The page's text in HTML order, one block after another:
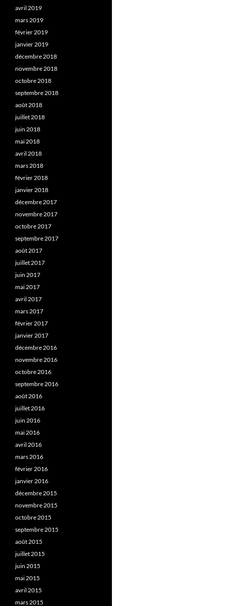
avril 2019
mars 2019
février 2019
janvier 2019
décembre 2018
novembre 2018
octobre 2018
septembre 2018
août 2018
juillet 2018
juin 2018
mai 2018
avril 2018
mars 2018
février 2018
janvier 2018
décembre 2017
novembre 2017
octobre 2017
septembre 2017
août 2017
juillet 2017
juin 2017
mai 2017
avril 2017
mars 2017
février 2017
janvier 2017
décembre 2016
novembre 2016
octobre 2016
septembre 2016
août 2016
juillet 2016
juin 2016
mai 2016
avril 2016
mars 2016
février 2016
janvier 2016
décembre 2015
novembre 2015
octobre 2015
septembre 2015
août 2015
juillet 2015
juin 2015
mai 2015
avril 2015
mars 2015